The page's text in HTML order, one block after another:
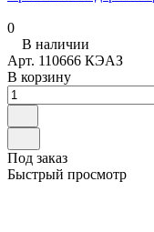
0
В наличии
Арт. 110666 КЭАЗ
В корзину
Под заказ
Быстрый просмотр